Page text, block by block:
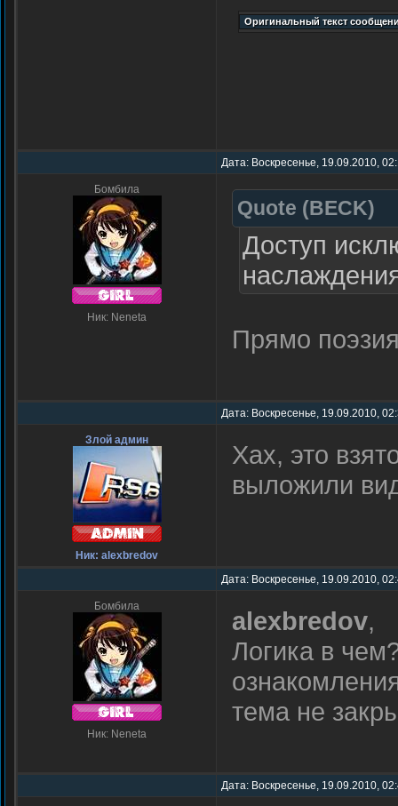
Дата: Воскресенье, 19.09.2010,
Бомбила
Ник: Neneta
Quote (BECK)
Доступ
Прямо
Дата: Воскресенье, 19.09.2010,
Злой админ
Ник: alexbredov
Хах, это
выложили
Дата: Воскресенье, 19.09.2010,
Бомбила
Ник: Neneta
alexbredov,
Логика в
тема не
Дата: Воскресенье, 19.09.2010,